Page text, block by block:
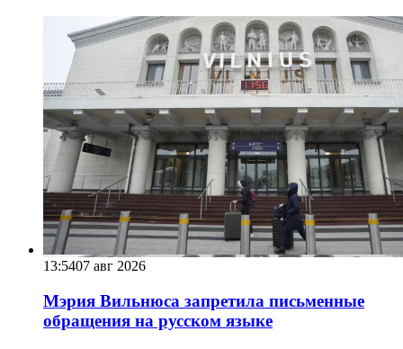
13:5407 авг 2026
Мэрия Вильнюса запретила письменные
обращения на русском языке